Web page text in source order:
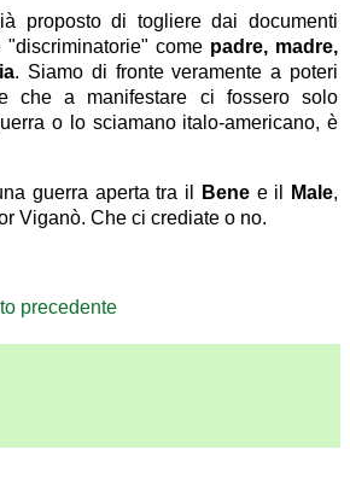
proposto di togliere dai documenti
come padre, madre,
. Siamo di fronte veramente a poteri
che a manifestare ci fossero solo
o lo sciamano italo-americano, è
guerra aperta tra il Benee il Male,
Viganò. Che ci crediate o no.
precedente